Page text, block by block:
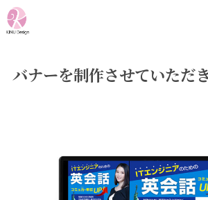
バナーを制作させていただ